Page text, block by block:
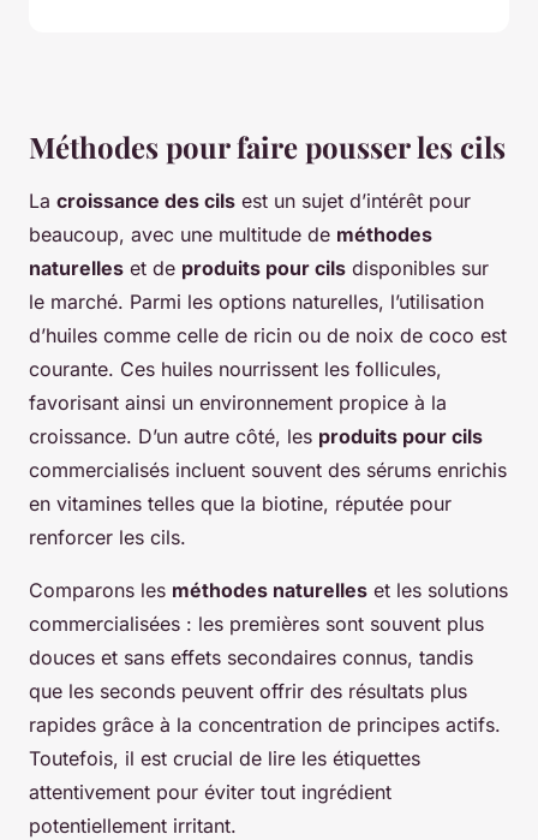
Méthodes pour faire pousser les cils
La croissance des cils est un sujet d’intérêt pour
beaucoup, avec une multitude de méthodes
naturelles et de produits pour cils disponibles sur
le marché. Parmi les options naturelles, l’utilisation
d’huiles comme celle de ricin ou de noix de coco est
courante. Ces huiles nourrissent les follicules,
favorisant ainsi un environnement propice à la
croissance. D’un autre côté, les produits pour cils
commercialisés incluent souvent des sérums enrichis
en vitamines telles que la biotine, réputée pour
renforcer les cils.
Comparons les méthodes naturelles et les solutions
commercialisées : les premières sont souvent plus
douces et sans effets secondaires connus, tandis
que les seconds peuvent offrir des résultats plus
rapides grâce à la concentration de principes actifs.
Toutefois, il est crucial de lire les étiquettes
attentivement pour éviter tout ingrédient
potentiellement irritant.